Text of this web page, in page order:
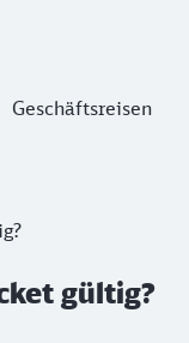
Geschäftsreisen
gültig?